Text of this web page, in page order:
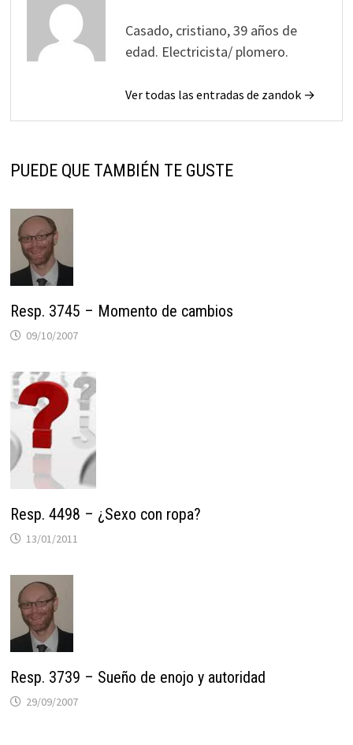
Casado, cristiano, 39 años de
edad. Electricista/ plomero.
Ver todas las entradas de zandok →
PUEDE QUE TAMBIÉN TE GUSTE
Resp. 3745 – Momento de cambios
09/10/2007
Resp. 4498 – ¿Sexo con ropa?
13/01/2011
Resp. 3739 – Sueño de enojo y autoridad
29/09/2007